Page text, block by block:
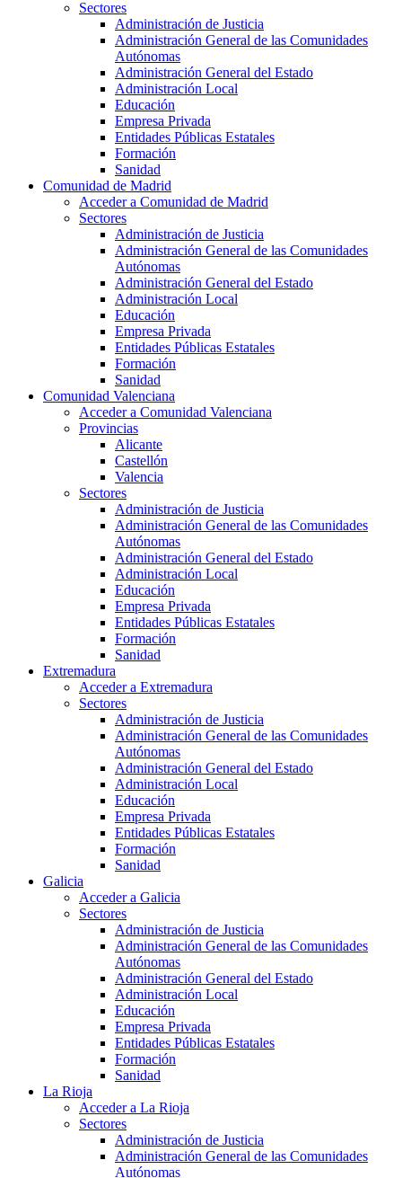
Sectores
Administración de Justicia
Administración General de las Comunidades
Autónomas
Administración General del Estado
Administración Local
Educación
Empresa Privada
Entidades Públicas Estatales
Formación
Sanidad
Comunidad de Madrid
Acceder a Comunidad de Madrid
Sectores
Administración de Justicia
Administración General de las Comunidades
Autónomas
Administración General del Estado
Administración Local
Educación
Empresa Privada
Entidades Públicas Estatales
Formación
Sanidad
Comunidad Valenciana
Acceder a Comunidad Valenciana
Provincias
Alicante
Castellón
Valencia
Sectores
Administración de Justicia
Administración General de las Comunidades
Autónomas
Administración General del Estado
Administración Local
Educación
Empresa Privada
Entidades Públicas Estatales
Formación
Sanidad
Extremadura
Acceder a Extremadura
Sectores
Administración de Justicia
Administración General de las Comunidades
Autónomas
Administración General del Estado
Administración Local
Educación
Empresa Privada
Entidades Públicas Estatales
Formación
Sanidad
Galicia
Acceder a Galicia
Sectores
Administración de Justicia
Administración General de las Comunidades
Autónomas
Administración General del Estado
Administración Local
Educación
Empresa Privada
Entidades Públicas Estatales
Formación
Sanidad
La Rioja
Acceder a La Rioja
Sectores
Administración de Justicia
Administración General de las Comunidades
Autónomas